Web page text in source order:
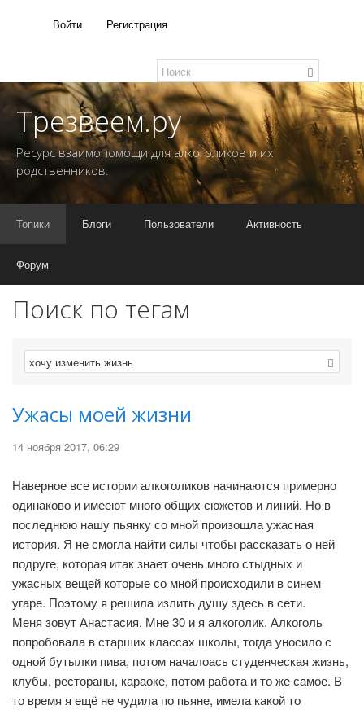
Войти Регистрация
Трезвеем.ру
Ресурс взаимопомощи для алкоголиков и их
родственников.
Топики Блоги Пользователи Активность
Форум
Поиск по тегам
Ужасы моей жизни
14 ноября 2017, 06:29
Наверное все истории алкоголиков начинаются примерно
одинаково и имееют много общих сюжетов и линий. Но в
последнюю нашу пьянку со мной произошла ужасная
история. Я не смогла найти силы чтобы рассказать о ней
подруге, которая итак знает очень много стыдных и
ужасных вещей которые со мной происходили в синем
угаре. Поэтому я решила излить душу здесь в сети.
Меня зовут Анастасия. Мне 30 и я алкоголик. Алкоголь
попробовала в старших классах школы, тогда уносило с
одной бутылки пива, потом началоась студенческая жизнь,
клубы, рестораны, караоке, потом работа и то же самое. В
то время я ещё не чудила по пьяне, имела какой то